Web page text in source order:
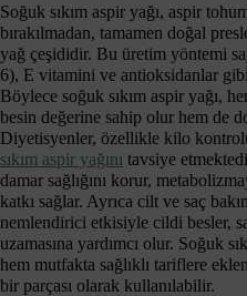
Soğuk sıkım aspir yağı, aspir
bırakılmadan, tamamen doğal
yağ çeşididir. Bu üretim yöntemi
6), E vitamini ve antioksidanlar
Böylece soğuk sıkım aspir yağı,
besin değerine sahip olur hem de
Diyetisyenler, özellikle kilo
sıkım aspir yağını tavsiye
damar sağlığını korur,
katkı sağlar. Ayrıca cilt ve saç
nemlendirici etkisiyle cildi besler,
uzamasına yardımcı olur. Soğuk
hem mutfakta sağlıklı tariflere
bir parçası olarak kullanılabilir.